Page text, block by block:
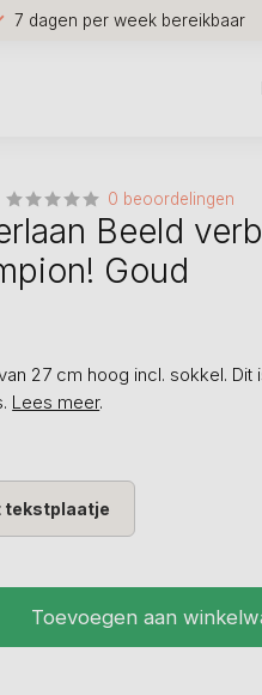
7 dagen per week bereikbaar
0 beoordelingen
Beeld
Goud
27 cm hoog incl. sokkel. Dit
Lees meer.
tekstplaatje
Toevoegen aan